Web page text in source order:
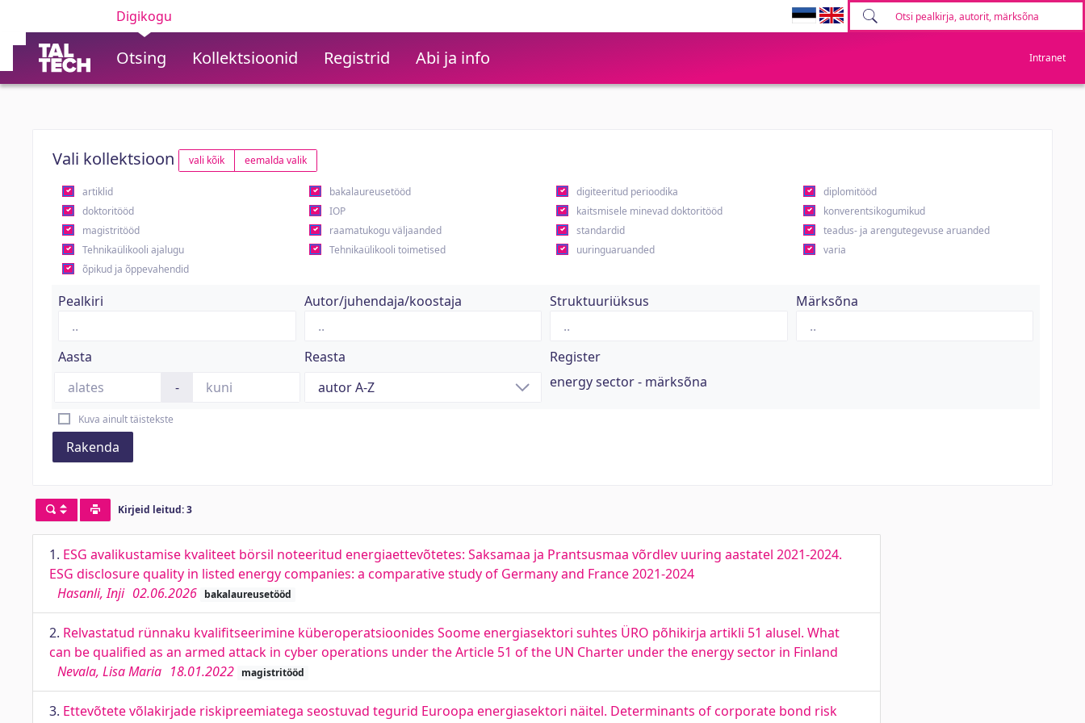
Digikogu
Otsing Kollektsioonid Registrid Abi ja info Intranet
Vali kollektsioon vali kõik eemalda valik
artiklid bakalaureusetööd digiteeritud perioodika
diplomitööd
doktoritööd
IOP kaitsmisele minevad doktoritööd
konverentsikogumikud
magistritööd
raamatukogu väljaanded standardid
teadus- ja arengutegevuse aruanded
Tehnikaülikooli ajalugu
Tehnikaülikooli toimetised uuringuaruanded
varia
õpikud ja õppevahendid
Pealkiri Autor/juhendaja/koostaja Struktuuriüksus Märksõna
Aasta
-
Reasta
Register
energy sector - märksõna
Kuva ainult täistekste
Rakenda
Kirjeid leitud: 3
1. ESG avalikustamise kvaliteet börsil noteeritud energiaettevõtetes: Saksamaa ja Prantsusmaa võrdlev uuring aastatel 2021-2024.
ESG disclosure quality in listed energy companies: a comparative study of Germany and France 2021-2024
Hasanli, Inji 02.06.2026 bakalaureusetööd
2. Relvastatud rünnaku kvalifitseerimine küberoperatsioonides Soome energiasektori suhtes ÜRO põhikirja artikli 51 alusel. What
can be qualified as an armed attack in cyber operations under the Article 51 of the UN Charter under the energy sector in Finland
Nevala, Lisa Maria 18.01.2022 magistritööd
3. Ettevõtete võlakirjade riskipreemiatega seostuvad tegurid Euroopa energiasektori näitel. Determinants of corporate bond risk